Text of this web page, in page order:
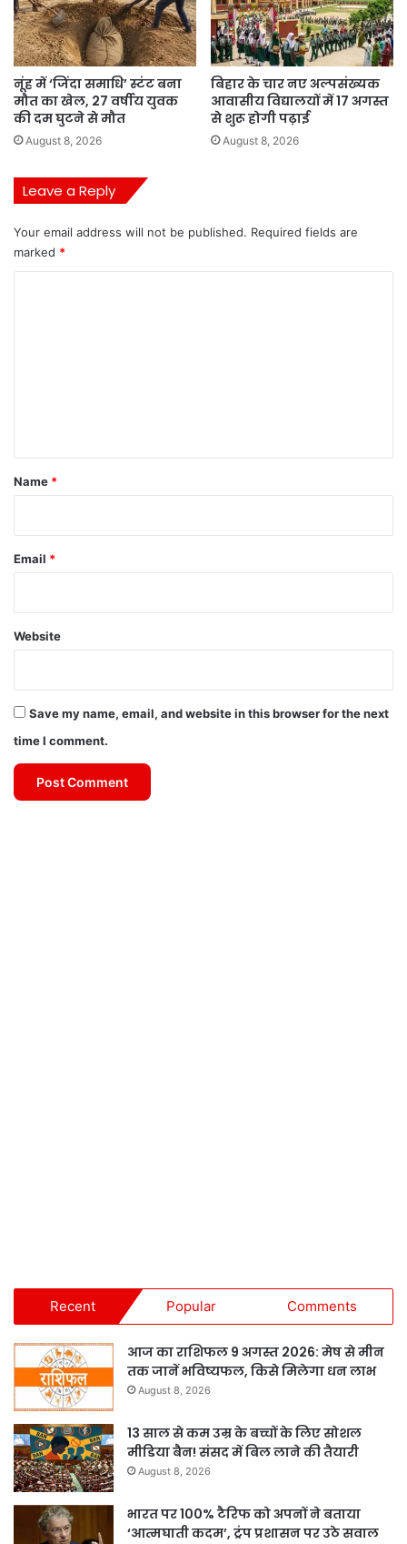
नूंह में ‘जिंदा समाधि’ स्टंट बना
मौत का खेल, 27 वर्षीय युवक
की दम घुटने से मौत
August 8, 2026
बिहार के चार नए अल्पसंख्यक
आवासीय विद्यालयों में 17 अगस्त
से शुरू होगी पढ़ाई
August 8, 2026
Leave a Reply
Your email address will not be published. Required fields are
marked *
*
Name *
Email *
Website
Save my name, email, and website in this browser for the next
time I comment.
Recent Popular Comments
आज का राशिफल 9 अगस्त 2026: मेष से मीन
तक जानें भविष्यफल, किसे मिलेगा धन लाभ
August 8, 2026
13 साल से कम उम्र के बच्चों के लिए सोशल
मीडिया बैन! संसद में बिल लाने की तैयारी
August 8, 2026
भारत पर 100% टैरिफ को अपनों ने बताया
‘आत्मघाती कदम’, ट्रंप प्रशासन पर उठे सवाल